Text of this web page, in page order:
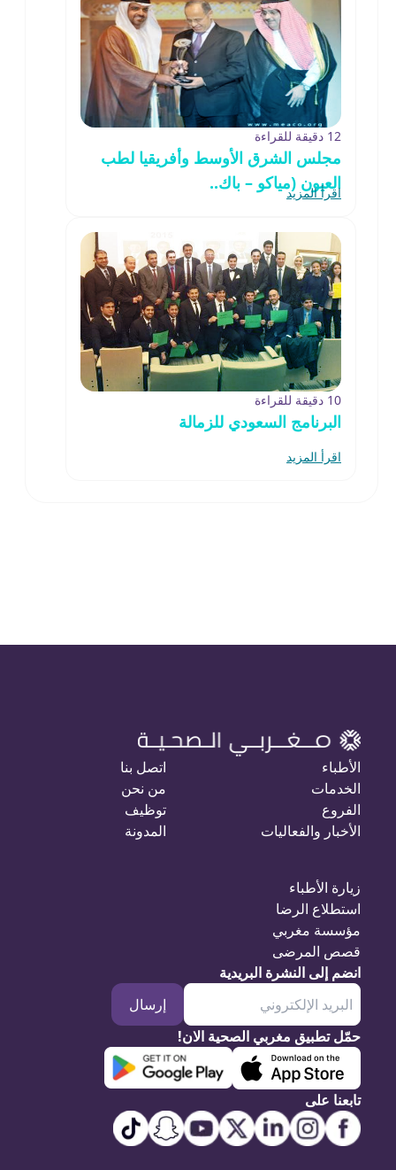
12 دقيقة للقراءة
مجلس الشرق الأوسط وأفريقيا لطب
العيون (مياكو – باك..
اقرأ المزيد
10 دقيقة للقراءة
البرنامج السعودي للزمالة
اقرأ المزيد
الأطباء
الخدمات
الفروع
الأخبار والفعاليات
اتصل بنا
من نحن
توظيف
المدونة
زيارة الأطباء
استطلاع الرضا
مؤسسة مغربي
قصص المرضى
انضم إلى النشرة البريدية
إرسال
حمّل تطبيق مغربي الصحية الان!
تابعنا على